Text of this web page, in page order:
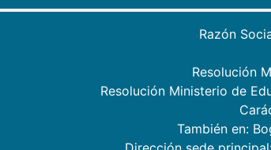
Razón
Resolución
Resolución Ministerio de
También en: